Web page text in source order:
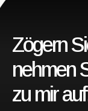
Zögern
nehmen
zu mir